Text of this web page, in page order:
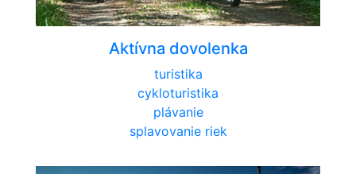
Aktívna dovolenka
turistika
cykloturistika
plávanie
splavovanie riek